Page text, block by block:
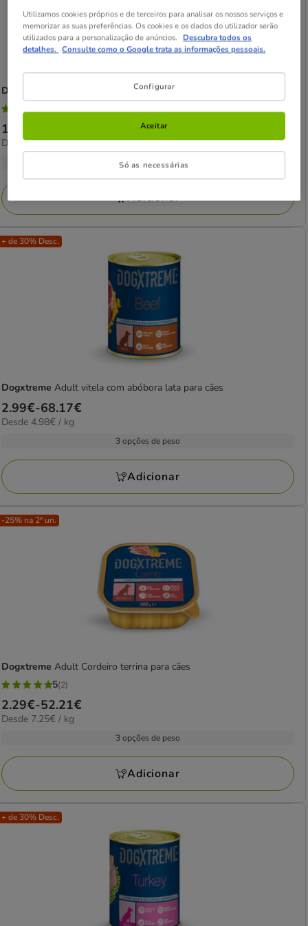
Dogxtreme terrina para cães de raça mini
5
estrelas
com
avaliações
5
Preço
de
33.97€
1.49€
9.44€
Desde 9.44€ / kg
3 opções de peso
Adicionar
+ de 30% Desc.
Dogxtreme Adult vitela com abóbora lata para cães
Preço
de
68.17€
2.99€-68.17€
4.98€
Desde 4.98€ / kg
3 opções de peso
Adicionar
-25% na 2ª un.
Dogxtreme Adult Cordeiro terrina para cães
5
estrelas
com
avaliações
5(2)
Preço
de
52.21€
2.29€-52.21€
7.25€
Desde 7.25€ / kg
3 opções de peso
Adicionar
+ de 30% Desc.
Utilizamos cookies próprios e de terceiros para analisar os nossos serviços e
memorizar as suas preferências. Os cookies e os dados do utilizador serão
utilizados para a personalização de anúncios. Descubra todos os
detalhes. Consulte como o Google trata as informações pessoais.
Configurar
Só as necessárias
Aceitar